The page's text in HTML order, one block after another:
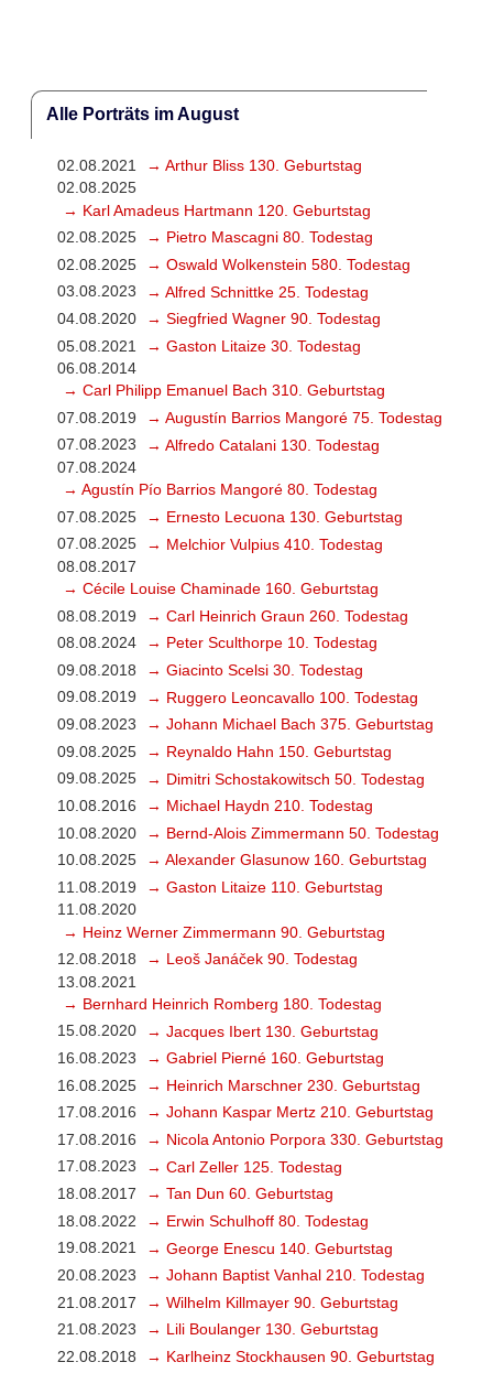
Alle Porträts im August
02.08.2021
→ Arthur Bliss 130. Geburtstag
02.08.2025
→ Karl Amadeus Hartmann 120. Geburtstag
02.08.2025
→ Pietro Mascagni 80. Todestag
02.08.2025
→ Oswald Wolkenstein 580. Todestag
03.08.2023
→ Alfred Schnittke 25. Todestag
04.08.2020
→ Siegfried Wagner 90. Todestag
05.08.2021
→ Gaston Litaize 30. Todestag
06.08.2014
→ Carl Philipp Emanuel Bach 310. Geburtstag
07.08.2019
→ Augustín Barrios Mangoré 75. Todestag
07.08.2023
→ Alfredo Catalani 130. Todestag
07.08.2024
→ Agustín Pío Barrios Mangoré 80. Todestag
07.08.2025
→ Ernesto Lecuona 130. Geburtstag
07.08.2025
→ Melchior Vulpius 410. Todestag
08.08.2017
→ Cécile Louise Chaminade 160. Geburtstag
08.08.2019
→ Carl Heinrich Graun 260. Todestag
08.08.2024
→ Peter Sculthorpe 10. Todestag
09.08.2018
→ Giacinto Scelsi 30. Todestag
09.08.2019
→ Ruggero Leoncavallo 100. Todestag
09.08.2023
→ Johann Michael Bach 375. Geburtstag
09.08.2025
→ Reynaldo Hahn 150. Geburtstag
09.08.2025
→ Dimitri Schostakowitsch 50. Todestag
10.08.2016
→ Michael Haydn 210. Todestag
10.08.2020
→ Bernd-Alois Zimmermann 50. Todestag
10.08.2025
→ Alexander Glasunow 160. Geburtstag
11.08.2019
→ Gaston Litaize 110. Geburtstag
11.08.2020
→ Heinz Werner Zimmermann 90. Geburtstag
12.08.2018
→ Leoš Janáček 90. Todestag
13.08.2021
→ Bernhard Heinrich Romberg 180. Todestag
15.08.2020
→ Jacques Ibert 130. Geburtstag
16.08.2023
→ Gabriel Pierné 160. Geburtstag
16.08.2025
→ Heinrich Marschner 230. Geburtstag
17.08.2016
→ Johann Kaspar Mertz 210. Geburtstag
17.08.2016
→ Nicola Antonio Porpora 330. Geburtstag
17.08.2023
→ Carl Zeller 125. Todestag
18.08.2017
→ Tan Dun 60. Geburtstag
18.08.2022
→ Erwin Schulhoff 80. Todestag
19.08.2021
→ George Enescu 140. Geburtstag
20.08.2023
→ Johann Baptist Vanhal 210. Todestag
21.08.2017
→ Wilhelm Killmayer 90. Geburtstag
21.08.2023
→ Lili Boulanger 130. Geburtstag
22.08.2018
→ Karlheinz Stockhausen 90. Geburtstag